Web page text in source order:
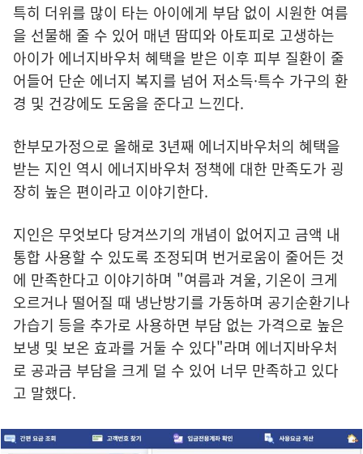
특히 더위를 많이 타는 아이에게 부담 없이 시원한 여름
을 선물해 줄 수 있어 매년 땀띠와 아토피로 고생하는
아이가 에너지바우처 혜택을 받은 이후 피부 질환이 줄
어들어 단순 에너지 복지를 넘어 저소득·특수 가구의 환
경 및 건강에도 도움을 준다고 느낀다.
한부모가정으로 올해로 3년째 에너지바우처의 혜택을
받는 지인 역시 에너지바우처 정책에 대한 만족도가 굉
장히 높은 편이라고 이야기한다.
지인은 무엇보다 당겨쓰기의 개념이 없어지고 금액 내
통합 사용할 수 있도록 조정되며 번거로움이 줄어든 것
에 만족한다고 이야기하며 "여름과 겨울, 기온이 크게
오르거나 떨어질 때 냉난방기를 가동하며 공기순환기나
가습기 등을 추가로 사용하면 부담 없는 가격으로 높은
보냉 및 보온 효과를 거둘 수 있다"라며 에너지바우처
로 공과금 부담을 크게 덜 수 있어 너무 만족하고 있다
고 말했다.